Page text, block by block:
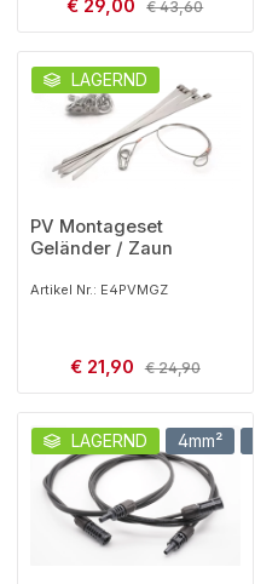
€ 29,00 Regulärer Preis:
€ 43,60
LAGERND
PV Montageset
Geländer / Zaun
Artikel Nr.: E4PVMGZ
Verkaufspreis:
€ 21,90 Regulärer Preis:
€ 24,90
LAGERND 4mm²